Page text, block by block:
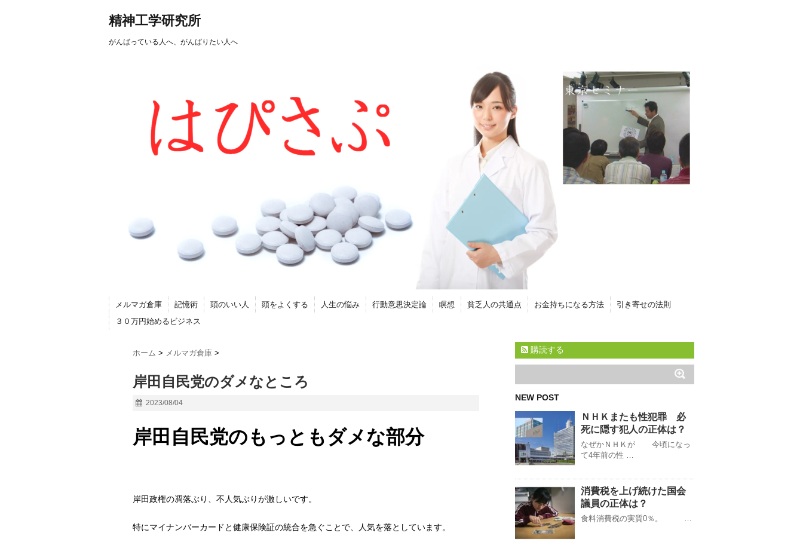
精神工学研究所
がんばっている人へ、がんばりたい人へ
メルマガ倉庫 記憶術 頭のいい人 頭をよくする 人生の悩み 行動意思決定論 瞑想 貧乏人の共通点 お金持ちになる方法
引き寄せの法則
３０万円始めるビジネス
ホーム > メルマガ倉庫 >
岸田自民党のダメなところ
2023/08/04
岸田自民党のもっともダメな部分
岸田政権の凋落ぶり、不人気ぶりが激しいです。
特にマイナンバーカードと健康保険証の統合を急ぐことで、人気を落としています。
購読する
NEW POST
ＮＨＫまたも性犯罪 必
死に隠す犯人の正体は？
なぜかＮＨＫが 今頃になっ
て4年前の性 …
消費税を上げ続けた国会
議員の正体は？
食料消費税の実質0％。 …